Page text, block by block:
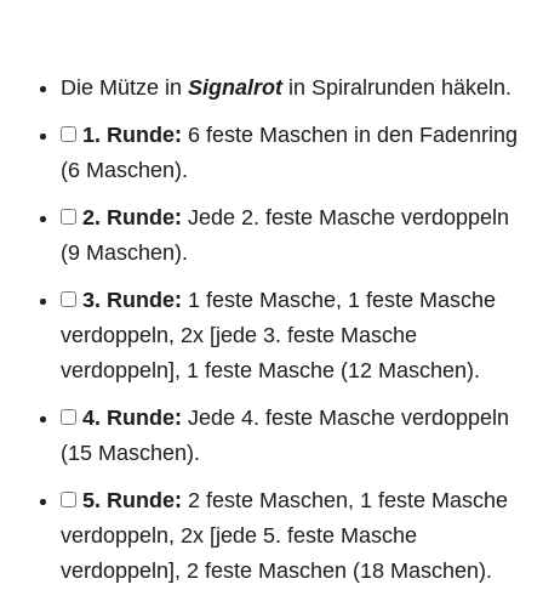
Die Mütze in Signalrotin Spiralrunden häkeln.
1. Runde: 6 feste Maschen in den Fadenring
(6 Maschen).
2. Runde: Jede 2. feste Masche verdoppeln
(9 Maschen).
3. Runde: 1 feste Masche, 1 feste Masche
verdoppeln, 2x [jede 3. feste Masche
verdoppeln], 1 feste Masche (12 Maschen).
4. Runde: Jede 4. feste Masche verdoppeln
(15 Maschen).
5. Runde: 2 feste Maschen, 1 feste Masche
verdoppeln, 2x [jede 5. feste Masche
verdoppeln], 2 feste Maschen (18 Maschen).